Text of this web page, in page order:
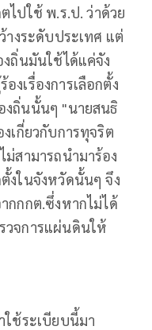
ไปใช้ พ.ร.ป. ว่าด้วย
างระดับประเทศ แต่
ถิ่นมันใช้ได้แค่จัง
งเรื่องการเลือกตั้ง
งถิ่นนั้นๆ "นายสนธิ
เกี่ยวกับการทุจริต
สามารถนำมาร้อง
งในจังหวัดนั้นๆ จึง
กกกต.ซึ่งหากไม่ได้
วจการแผ่นดินให้
ใช้ระเบียบนี้มา